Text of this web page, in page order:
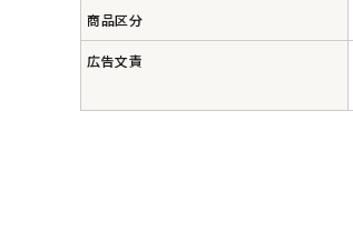
アルマウィン
アルモニベルツ
商品区分
広告文責